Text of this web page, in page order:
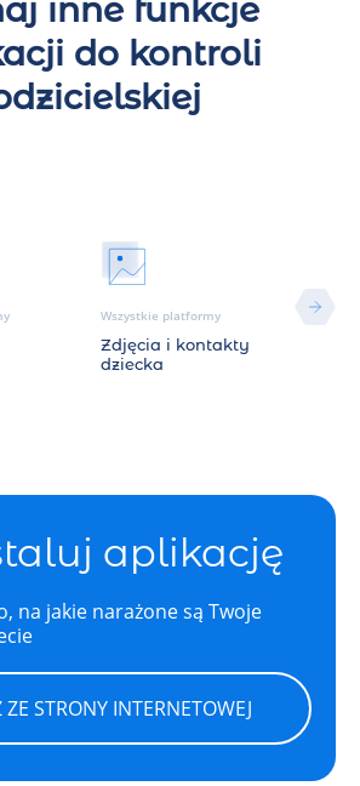
inne funkcje
do kontroli
Wszystkie platformy
Zdjęcia i kontakty
dziecka
aplikację
na jakie narażone są Twoje
ZE STRONY INTERNETOWEJ